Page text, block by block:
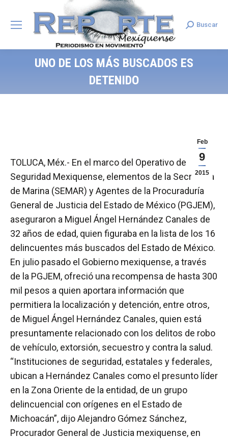
Search:
Buscar
UNO DE LOS MÁS BUSCADOS ES
DETENIDO
Feb
9
2015
TOLUCA, Méx.- En el marco del Operativo de
Seguridad Mexiquense, elementos de la Secretaría
de Marina (SEMAR) y Agentes de la Procuraduría
General de Justicia del Estado de México (PGJEM),
aseguraron a Miguel Ángel Hernández Canales de
32 años de edad, quien figuraba en la lista de los 16
delincuentes más buscados del Estado de México.
En julio pasado el Gobierno mexiquense, a través
de la PGJEM, ofreció una recompensa de hasta 300
mil pesos a quien aportara información que
permitiera la localización y detención, entre otros,
de Miguel Ángel Hernández Canales, quien está
presuntamente relacionado con los delitos de robo
de vehículo, extorsión, secuestro y contra la salud.
“Instituciones de seguridad, estatales y federales,
ubican a Hernández Canales como el presunto líder
en la Zona Oriente de la entidad, de un grupo
delincuencial con orígenes en el Estado de
Michoacán”, dijo Alejandro Gómez Sánchez,
Procurador General de Justicia mexiquense, en